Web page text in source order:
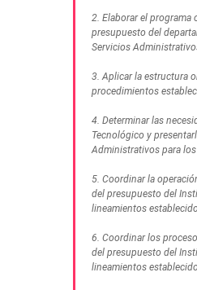
2. Elaborar el programa
presupuesto del
Servicios
3. Aplicar la estructura
procedimientos
4. Determinar las
Tecnológico y
Administrativos para
5. Coordinar la
del presupuesto del
lineamientos
6. Coordinar los
del presupuesto del
lineamientos